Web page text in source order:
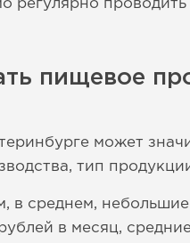
регулярно
пищевое
может
тип
в среднем,
в месяц,